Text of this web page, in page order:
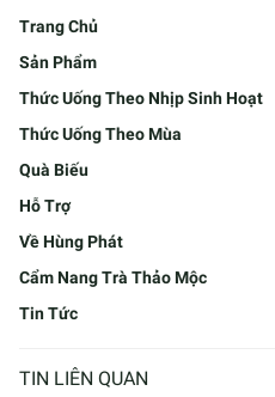
Trang Chủ
Sản Phẩm
Thức Uống Theo Nhịp Sinh Hoạt
Thức Uống Theo Mùa
Quà Biếu
Hỗ Trợ
Về Hùng Phát
Cẩm Nang Trà Thảo Mộc
Tin Tức
TIN LIÊN QUAN